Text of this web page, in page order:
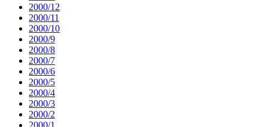
2000/12
2000/11
2000/10
2000/9
2000/8
2000/7
2000/6
2000/5
2000/4
2000/3
2000/2
2000/1